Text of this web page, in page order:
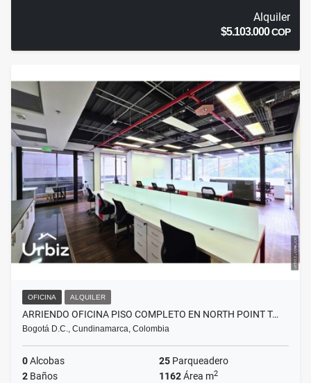
Alquiler
$5.103.000COP
OFICINA ALQUILER
ARRIENDO OFICINA PISO COMPLETO EN NORTH POINT T…
Bogotá D.C., Cundinamarca, Colombia
0Alcobas 25 Parqueadero
2 Baños 1162Área m2